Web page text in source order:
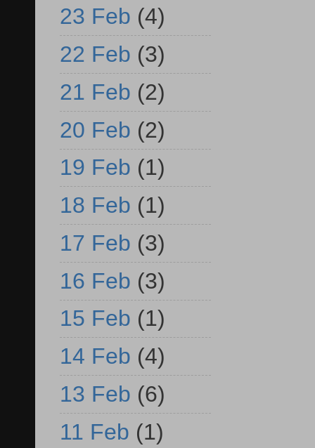
23 Feb (4)
22 Feb (3)
21 Feb (2)
20 Feb (2)
19 Feb (1)
18 Feb (1)
17 Feb (3)
16 Feb (3)
15 Feb (1)
14 Feb (4)
13 Feb (6)
11 Feb (1)